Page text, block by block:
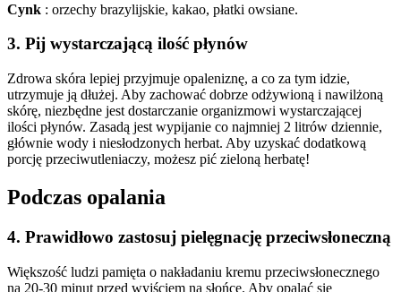
Cynk : orzechy brazylijskie, kakao, płatki owsiane.
3. Pij wystarczającą ilość płynów
Zdrowa skóra lepiej przyjmuje opaleniznę, a co za tym idzie,
utrzymuje ją dłużej. Aby zachować dobrze odżywioną i nawilżoną
skórę, niezbędne jest dostarczanie organizmowi wystarczającej
ilości płynów. Zasadą jest wypijanie co najmniej 2 litrów dziennie,
głównie wody i niesłodzonych herbat. Aby uzyskać dodatkową
porcję przeciwutleniaczy, możesz pić zieloną herbatę!
Podczas opalania
4. Prawidłowo zastosuj pielęgnację przeciwsłoneczną
Większość ludzi pamięta o nakładaniu kremu przeciwsłonecznego
na 20-30 minut przed wyjściem na słońce. Aby opalać się